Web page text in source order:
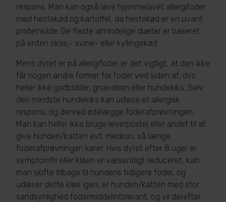
respons. Man kan også lave hjemmelavet allergifoder
med hestekød og kartoffel, da hestekød er en uvant
proteinkilde. De fleste almindelige diæter er baseret
på enten okse,- svine- eller kyllingekød.
Mens dyret er på allergifoder er det vigtigt, at den ikke
får nogen andre former for foder ved siden af, dvs.
heller ikke godbidder, gnaveben eller hundekiks. Selv
den mindste hundekiks kan udløse et allergisk
respons, og derved ødelægge foderafprøvningen.
Man kan heller ikke bruge leverpostej eller andet til at
give hunden/katten evt. medicin, så længe
foderafprøvningen kører. Hvis dyret efter 8 uger er
symptomfri eller kløen er væsentligt reduceret, kan
man skifte tilbage til hundens tidligere foder, og
udløser dette kløe igen, er hunden/katten med stor
sandsynlighed fodermiddelintolerant, og vil derefter